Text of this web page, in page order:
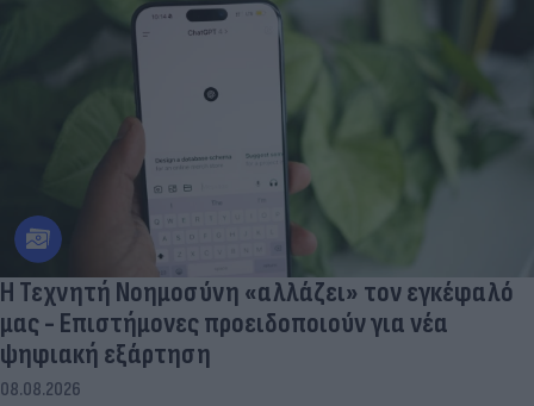
Η Τεχνητή Νοημοσύνη «αλλάζει» τον εγκέφαλό
μας - Eπιστήμονες προειδοποιούν για νέα
ψηφιακή εξάρτηση
08.08.2026